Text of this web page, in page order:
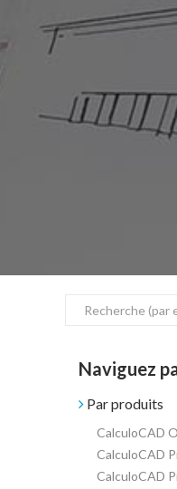
Naviguez
Par produits
CalculoCAD
CalculoCAD
CalculoCAD